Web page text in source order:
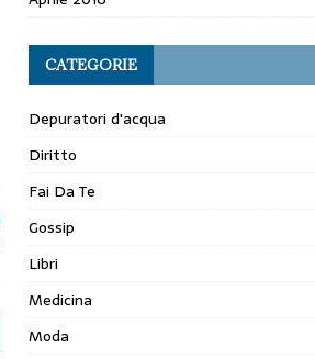
CATEGORIE
Depuratori d'acqua
Diritto
Fai Da Te
Gossip
Libri
Medicina
Moda